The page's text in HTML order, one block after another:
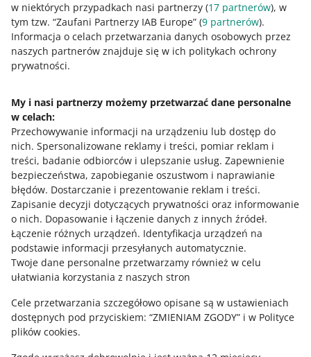
w niektórych przypadkach nasi partnerzy (17 partnerów), w
tym tzw. “Zaufani Partnerzy IAB Europe” (9 partnerów).
Informacja o celach przetwarzania danych osobowych przez
naszych partnerów znajduje się w ich politykach ochrony
prywatności.
My i nasi partnerzy możemy przetwarzać dane personalne
w celach:
Przechowywanie informacji na urządzeniu lub dostęp do
nich. Spersonalizowane reklamy i treści, pomiar reklam i
treści, badanie odbiorców i ulepszanie usług. Zapewnienie
bezpieczeństwa, zapobieganie oszustwom i naprawianie
błędów. Dostarczanie i prezentowanie reklam i treści.
Zapisanie decyzji dotyczących prywatności oraz informowanie
o nich. Dopasowanie i łączenie danych z innych źródeł.
Łączenie różnych urządzeń. Identyfikacja urządzeń na
podstawie informacji przesyłanych automatycznie.
Twoje dane personalne przetwarzamy również w celu
ułatwiania korzystania z naszych stron
Cele przetwarzania szczegółowo opisane są w ustawieniach
dostępnych pod przyciskiem: “ZMIENIAM ZGODY” i w Polityce
plików cookies.
PODCAST
046: Logistyka w e-commerce -
Krzysztof Wieczorek
Potrzebujesz pomocy?
Skontaktuj się z nami
Zapytaj społeczność
Zajrzyj na Allegro Gadane